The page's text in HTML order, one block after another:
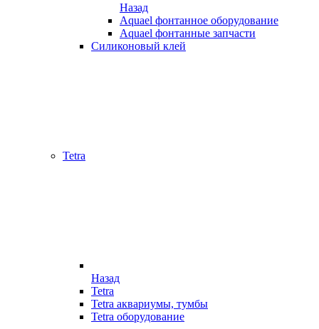
Назад
Aquael фонтанное оборудование
Aquael фонтанные запчасти
Силиконовый клей
Tetra
Назад
Tetra
Tetra аквариумы, тумбы
Tetra оборудование